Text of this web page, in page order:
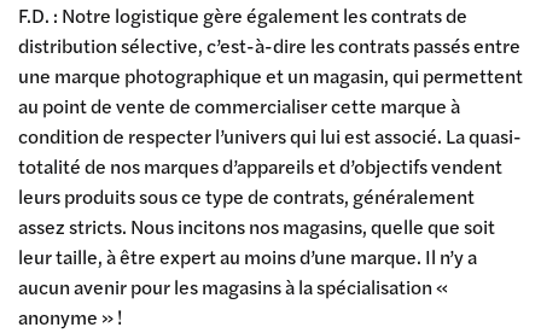
F.D. : Notre logistique gère également les contrats de
distribution sélective, c’est-à-dire les contrats passés entre
une marque photographique et un magasin, qui permettent
au point de vente de commercialiser cette marque à
condition de respecter l’univers qui lui est associé. La quasi-
totalité de nos marques d’appareils et d’objectifs vendent
leurs produits sous ce type de contrats, généralement
assez stricts. Nous incitons nos magasins, quelle que soit
leur taille, à être expert au moins d’une marque. Il n’y a
aucun avenir pour les magasins à la spécialisation «
anonyme » !